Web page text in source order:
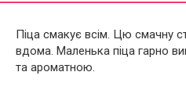
Піца смакує всім. Цю смачну
вдома. Маленька піца гарно
та ароматною.